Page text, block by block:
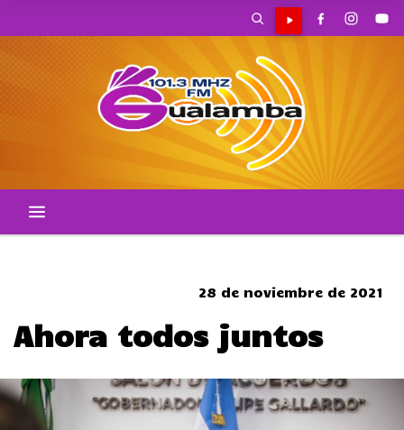
28 de noviembre de 2021
Ahora todos juntos